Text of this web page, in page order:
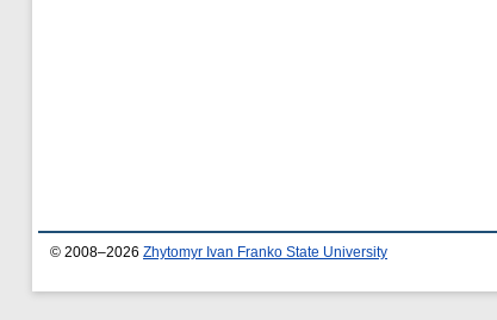
© 2008–2026 Zhytomyr Ivan Franko State University